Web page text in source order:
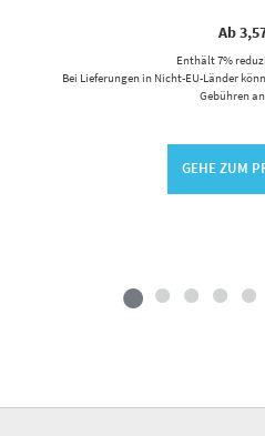
Ab
Enthält 7%
Bei Lieferungen in Nicht-EU-Länder
Gebühren
GEHE ZUM